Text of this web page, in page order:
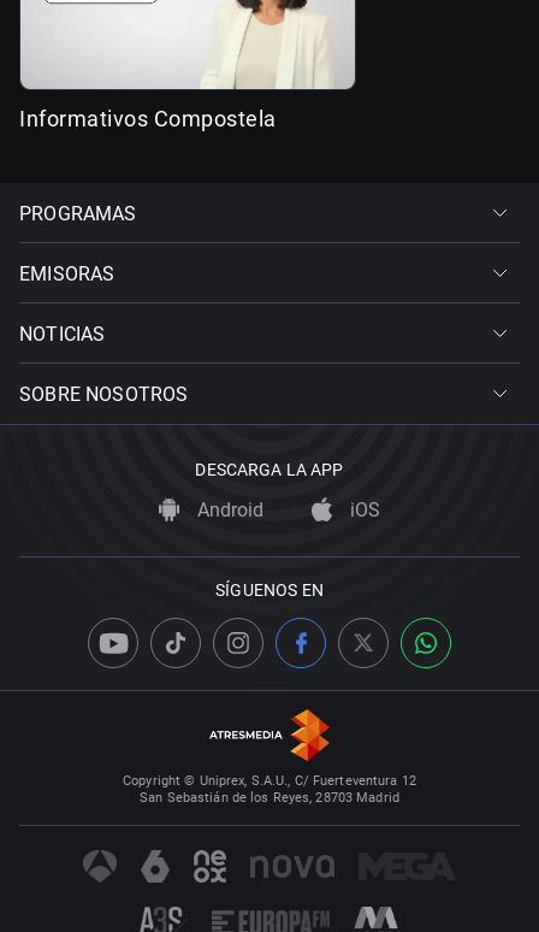
Informativos Compostela
PROGRAMAS
EMISORAS
NOTICIAS
SOBRE NOSOTROS
DESCARGA LA APP
Android iOS
SÍGUENOS EN
Copyright © Uniprex, S.A.U., C/ Fuerteventura 12
San Sebastián de los Reyes, 28703 Madrid